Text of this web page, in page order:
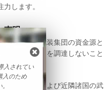
します。
声明
隣諸国の武装集団の資金源と
ステン、金）を調達しないこと
民主共和国および近隣諸国の武
入されてい
入のため